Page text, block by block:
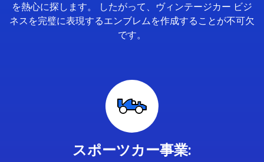
を熱心に探します。 したがって、ヴィンテージカー ビジ
ネスを完璧に表現するエンブレムを作成することが不可欠
です。
スポーツカー事業: